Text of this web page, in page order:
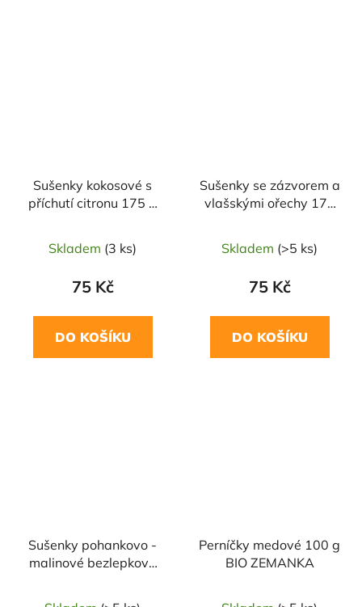
Sušenky kokosové s
příchutí citronu 175 g
Skladem (3 ks)
75 Kč
DO KOŠÍKU
Sušenky se zázvorem a
vlašskými ořechy 175
Skladem (>5 ks)
75 Kč
DO KOŠÍKU
Sušenky pohankovo -
malinové bezlepkové
Perníčky medové 100 g
BIO ZEMANKA